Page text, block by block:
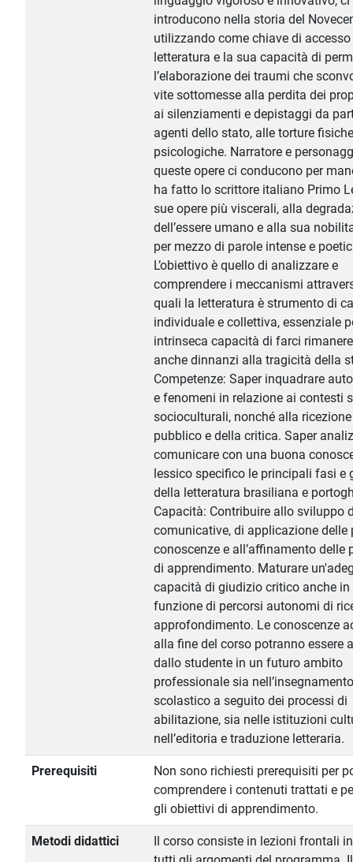
introducono nella storia del
utilizzando come chiave di
letteratura e la sua capacità di
l’elaborazione dei traumi che
vite sottomesse alla perdita dei
ai silenziamenti e depistaggi da
agenti dello stato, alle torture
psicologiche. Narratore e
queste opere ci conducono per
ha fatto lo scrittore italiano Primo
sue opere più viscerali, alla
dell’essere umano e alla sua
per mezzo di parole intense e
L’obiettivo è quello di analizzare e
comprendere i meccanismi
quali la letteratura è strumento di
individuale e collettiva, essenziale
intrinseca capacità di farci
anche dinnanzi alla tragicità della
Competenze: Saper inquadrare
e fenomeni in relazione ai contesti
socioculturali, nonché alla
pubblico e della critica. Saper
comunicare con una buona
lessico specifico le principali fasi e
della letteratura brasiliana e
Capacità: Contribuire allo sviluppo
comunicative, di applicazione delle
conoscenze e all’affinamento delle
di apprendimento. Maturare
capacità di giudizio critico anche in
funzione di percorsi autonomi di
approfondimento. Le conoscenze
alla fine del corso potranno essere
dallo studente in un futuro ambito
professionale sia nell’insegnamento
scolastico a seguito dei processi di
abilitazione, sia nelle istituzioni
nell’editoria e traduzione letteraria.
Prerequisiti
Non sono richiesti prerequisiti per
comprendere i contenuti trattati e
gli obiettivi di apprendimento.
Metodi didattici
Il corso consiste in lezioni frontali